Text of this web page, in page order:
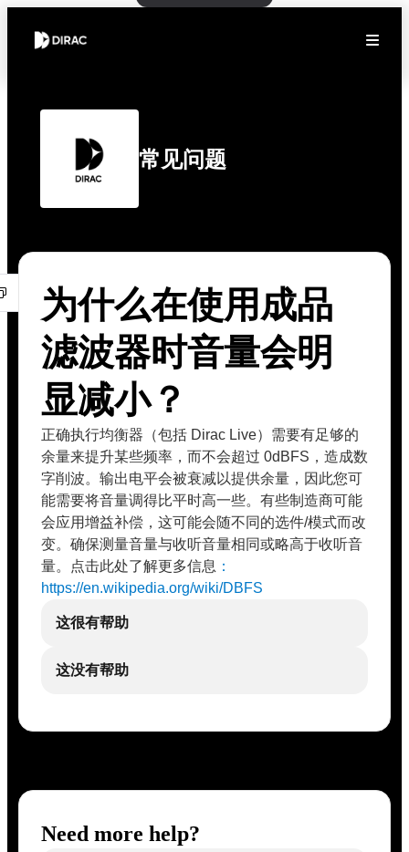
常见问题
为什么在使用成品
滤波器时音量会明
显减小？
正确执行均衡器（包括 Dirac Live）需要有足够的
余量来提升某些频率，而不会超过 0dBFS，造成数
字削波。输出电平会被衰减以提供余量，因此您可
能需要将音量调得比平时高一些。有些制造商可能
会应用增益补偿，这可能会随不同的选件/模式而改
变。确保测量音量与收听音量相同或略高于收听音
量。点击此处了解更多信息 ：
https://en.wikipedia.org/wiki/DBFS
这很有帮助
这没有帮助
Need more help?